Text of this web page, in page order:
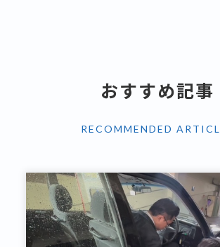
おすすめ記事
RECOMMENDED